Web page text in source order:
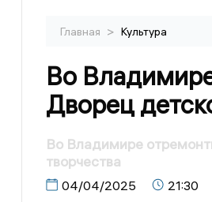
Главная > Культура
Во
Дворец
Во Владимире
творчества
04/04/2025 21:30